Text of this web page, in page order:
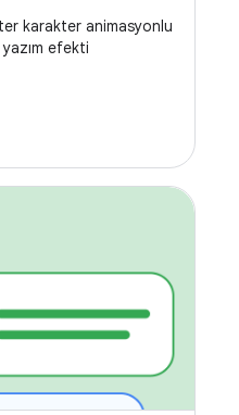
karakter animasyonlu
efekti